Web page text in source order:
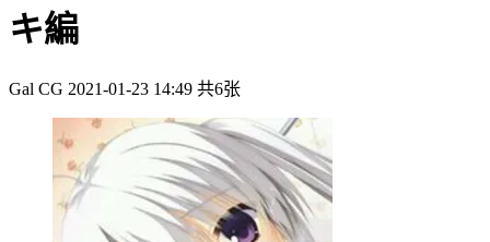
キ編
Gal CG 2021-01-23 14:49 共6张